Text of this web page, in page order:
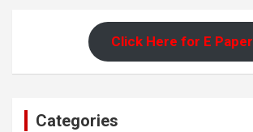
Click Here for E Paper
Categories